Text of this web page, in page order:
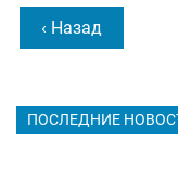
‹ Назад
ПОСЛЕДНИЕ